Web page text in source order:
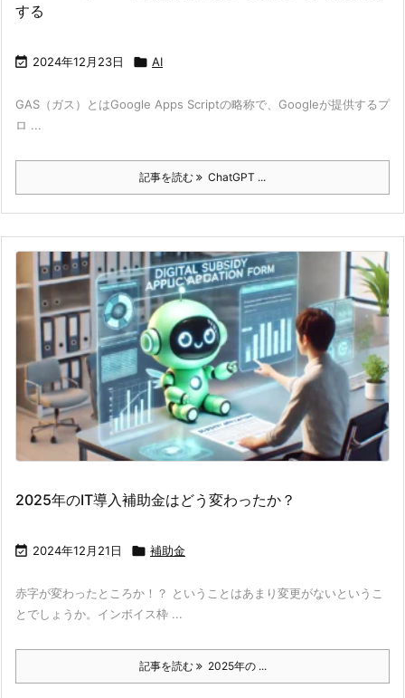
する
 2024年12月23日  AI
GAS（ガス）とはGoogle Apps Scriptの略称で、Googleが提供するプ
ロ ...
記事を読む ChatGPT ...
2025年のIT導入補助金はどう変わったか？
 2024年12月21日  補助金
赤字が変わったところか！？ ということはあまり変更がないというこ
とでしょうか。インボイス枠 ...
記事を読む 2025年の ...